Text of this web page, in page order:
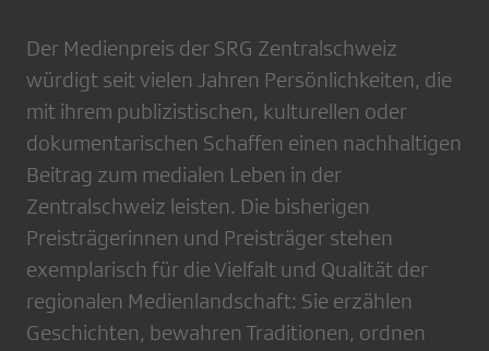
Der Medienpreis der SRG Zentralschweiz
würdigt seit vielen Jahren Persönlichkeiten, die
mit ihrem publizistischen, kulturellen oder
dokumentarischen Schaffen einen nachhaltigen
Beitrag zum medialen Leben in der
Zentralschweiz leisten. Die bisherigen
Preisträgerinnen und Preisträger stehen
exemplarisch für die Vielfalt und Qualität der
regionalen Medienlandschaft: Sie erzählen
Geschichten, bewahren Traditionen, ordnen